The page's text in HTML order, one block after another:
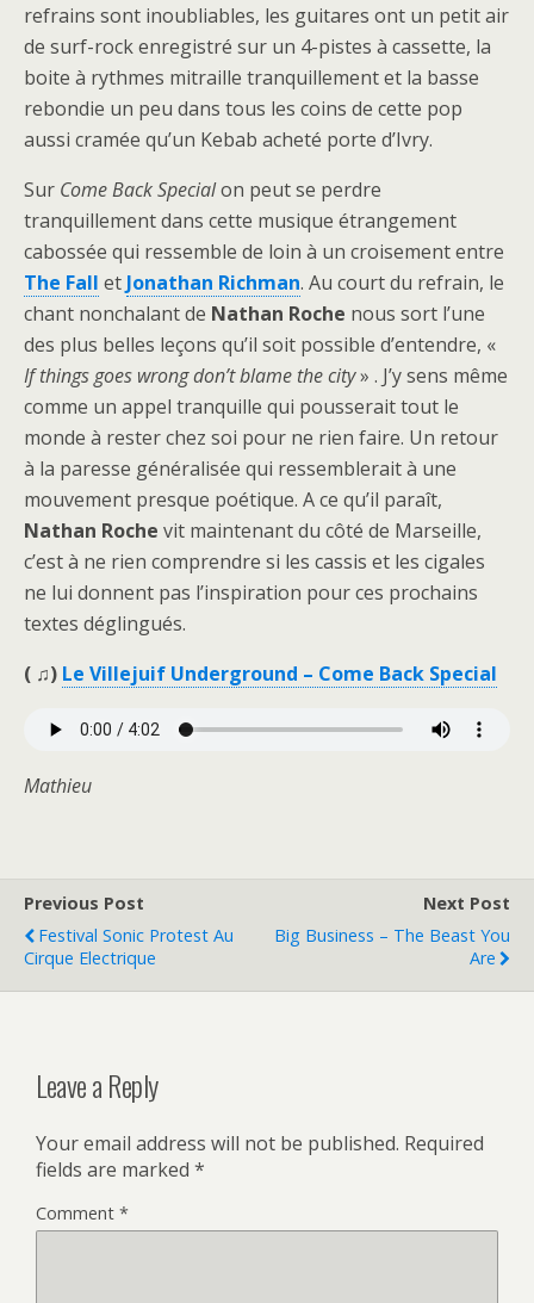
refrains sont inoubliables, les guitares ont un petit air
de surf-rock enregistré sur un 4-pistes à cassette, la
boite à rythmes mitraille tranquillement et la basse
rebondie un peu dans tous les coins de cette pop
aussi cramée qu’un Kebab acheté porte d’Ivry.
Sur Come Back Specialon peut se perdre
tranquillement dans cette musique étrangement
cabossée qui ressemble de loin à un croisement entre
The Fall et Jonathan Richman. Au court du refrain, le
chant nonchalant de Nathan Roche nous sort l’une
des plus belles leçons qu’il soit possible d’entendre, «
If things goes wrong don’t blame the city» . J’y sens même
comme un appel tranquille qui pousserait tout le
monde à rester chez soi pour ne rien faire. Un retour
à la paresse généralisée qui ressemblerait à une
mouvement presque poétique. A ce qu’il paraît,
Nathan Roche vit maintenant du côté de Marseille,
c’est à ne rien comprendre si les cassis et les cigales
ne lui donnent pas l’inspiration pour ces prochains
textes déglingués.
( ♫) Le Villejuif Underground – Come Back Special
Mathieu
Previous Post
Festival Sonic Protest Au
Cirque Electrique
Next Post
Big Business – The Beast You
Are
Leave a Reply
Your email address will not be published. Required
fields are marked *
Comment *